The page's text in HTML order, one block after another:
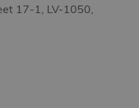
17-1, LV-1050,